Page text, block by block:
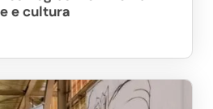
e cultura